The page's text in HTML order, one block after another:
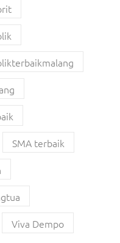
SMA terbaik
Viva Dempo